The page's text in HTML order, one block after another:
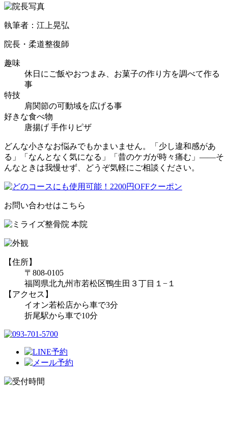
執筆者：江上晃弘
院長・柔道整復師
趣味
休日にご飯やおつまみ、お菓子の作り方を調べて作る
事
特技
肩関節の可動域を広げる事
好きな食べ物
唐揚げ 手作りピザ
どんな小さなお悩みでもかまいません。「少し違和感があ
る」「なんとなく気になる」「昔のケガが時々痛む」――そ
んなときは我慢せず、どうぞ気軽にご相談ください。
お問い合わせはこちら
【住所】
〒808-0105
福岡県北九州市若松区鴨生田３丁目１−１
【アクセス】
イオン若松店から車で3分
折尾駅から車で10分